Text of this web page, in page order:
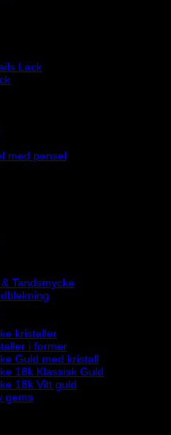
Lack
med pensel
Tandsmycke
kristaller
i former
Guld med kristall
18k Klassisk Guld
18k Vitt guld
gems